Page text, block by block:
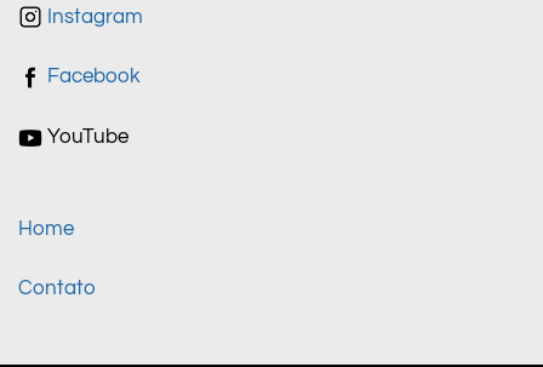
Instagram
Facebook
YouTube
Home
Contato